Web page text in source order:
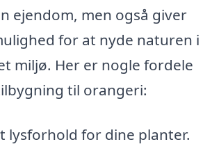
ejendom, men også giver
for at nyde naturen i
miljø. Her er nogle fordele
til orangeri:
lysforhold for dine planter.